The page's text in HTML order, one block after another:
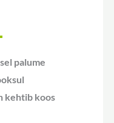
palume
kehtib koos